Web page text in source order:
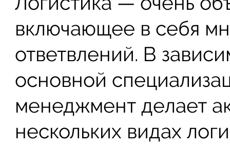
включающее в себя
ответвлений. В
основной
менеджмент делает
нескольких видах